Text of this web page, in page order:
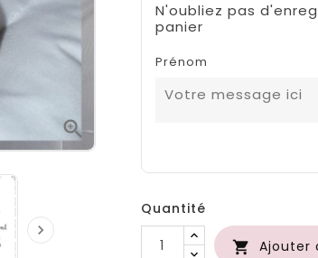


N'oubliez pas
panier
Prénom
Quantité
 Ajouter